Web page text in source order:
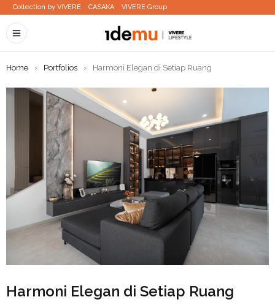
Collection by VIVERE CASAKA VIVERE Group
Home › Portfolios › Harmoni Elegan di Setiap Ruang
Harmoni Elegan di Setiap Ruang